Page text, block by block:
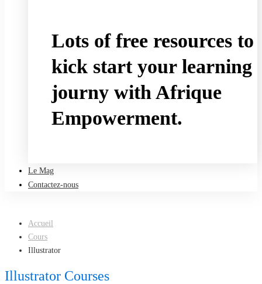
Lots of free resources to
kick start your learning
journy with Afrique
Empowerment.
Le Mag
Contactez-nous
Accueil
Cours
Illustrator
Illustrator Courses